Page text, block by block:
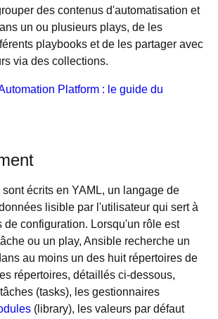
des contenus d'automatisation et
un ou plusieurs plays, de les
playbooks et de les partager avec
via des collections.
Platform : le guide du
écrits en YAML, un langage de
lisible par l'utilisateur qui sert à
de configuration. Lorsqu'un rôle est
ou un play, Ansible recherche un
au moins un des huit répertoires de
répertoires, détaillés ci-dessous,
(tasks), les gestionnaires
(library), les valeurs par défaut